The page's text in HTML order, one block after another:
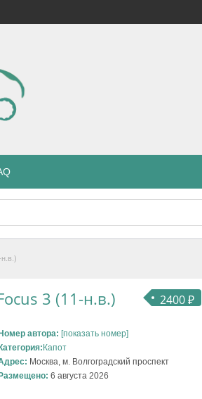
2400 ₽
3 (11-н.в.)
Номер автора: [показать номер]
Категория: Капот
Москва, м. Волгоградский проспект
Размещено: 6 августа 2026